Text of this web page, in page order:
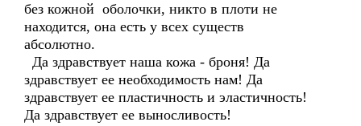
без кожной оболочки, никто в плоти не
находится, она есть у всех существ
абсолютно.
Да здравствует наша кожа - броня! Да
здравствует ее необходимость нам! Да
здравствует ее пластичность и эластичность!
Да здравствует ее выносливость!